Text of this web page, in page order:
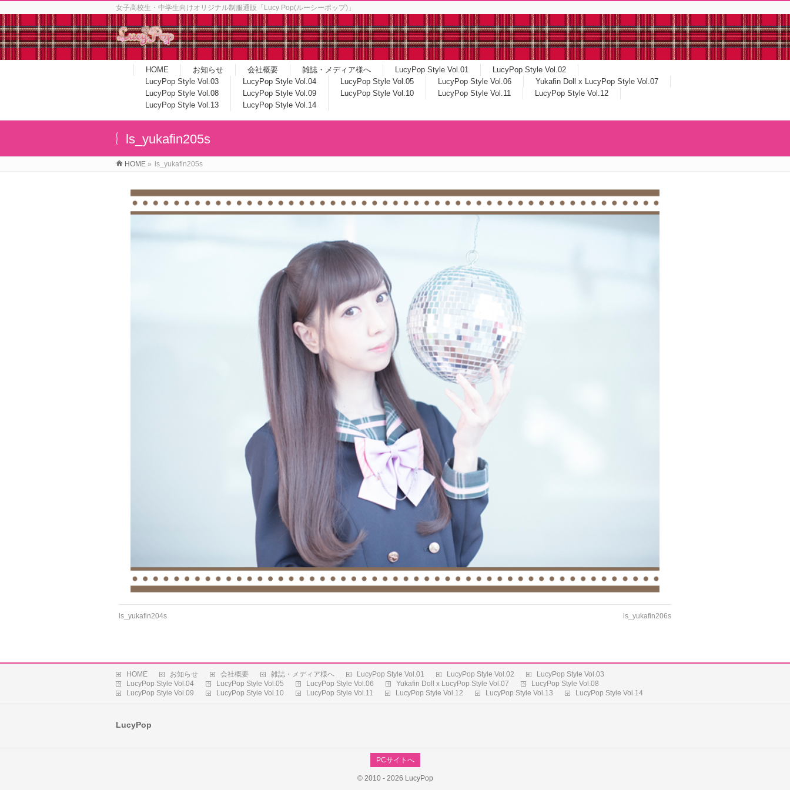
女子高校生・中学生向けオリジナル制服通販「Lucy Pop(ルーシーポップ)」
HOME お知らせ 会社概要 雑誌・メディア様へ LucyPop Style Vol.01
LucyPop Style Vol.02
LucyPop Style Vol.03
LucyPop Style Vol.04 LucyPop Style Vol.05 LucyPop Style Vol.06
Yukafin Doll x LucyPop Style Vol.07
LucyPop Style Vol.08
LucyPop Style Vol.09 LucyPop Style Vol.10 LucyPop Style Vol.11
LucyPop Style Vol.12
LucyPop Style Vol.13
LucyPop Style Vol.14
ls_yukafin205s
HOME » ls_yukafin205s
ls_yukafin204s ls_yukafin206s
HOME お知らせ 会社概要 雑誌・メディア様へ LucyPop Style Vol.01 LucyPop Style Vol.02
LucyPop Style Vol.03
LucyPop Style Vol.04
LucyPop Style Vol.05 LucyPop Style Vol.06 Yukafin Doll x LucyPop Style Vol.07
LucyPop Style Vol.08
LucyPop Style Vol.09
LucyPop Style Vol.10 LucyPop Style Vol.11 LucyPop Style Vol.12 LucyPop Style Vol.13 LucyPop Style Vol.14
LucyPop
PCサイトへ
© 2010 - 2026 LucyPop